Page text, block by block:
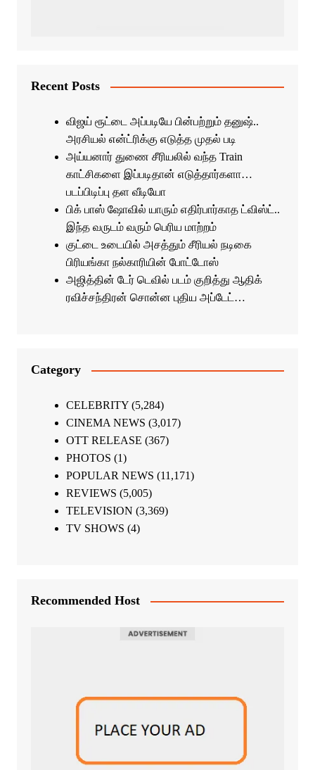
Recent Posts
விஜய் ரூட்டை அப்படியே பின்பற்றும் தனுஷ்..
அரசியல் என்ட்ரிக்கு எடுத்த முதல் படி
அய்யனார் துணை சீரியலில் வந்த Train
காட்சிகளை இப்படிதான் எடுத்தார்களா…
படப்பிடிப்பு தள வீடியோ
பிக் பாஸ் ஷோவில் யாரும் எதிர்பார்காத ட்விஸ்ட்..
இந்த வருடம் வரும் பெரிய மாற்றம்
குட்டை உடையில் அசத்தும் சீரியல் நடிகை
பிரியங்கா நல்காரியின் போட்டோஸ்
அஜித்தின் டேர் டெவில் படம் குறித்து ஆதிக்
ரவிச்சந்திரன் சொன்ன புதிய அப்டேட்…
Category
CELEBRITY(5,284)
CINEMA NEWS (3,017)
OTT RELEASE (367)
PHOTOS (1)
POPULAR NEWS (11,171)
REVIEWS (5,005)
TELEVISION (3,369)
TV SHOWS (4)
Recommended Host